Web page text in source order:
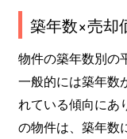
築年数×売却
物件の築年数別の
一般的には築年数
れている傾向にあ
の物件は、築年数